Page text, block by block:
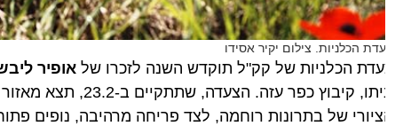
הכלניות. צילום יקיר אסידו
הכלניות של קק"ל תוקדש השנה לזכרו של אופיר
של בתרונות רוחמה, לצד פריחה מרהיבה, נופים פתוחים